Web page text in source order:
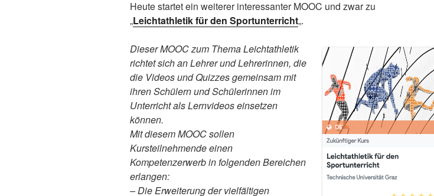
Heute startet ein weiterer interessanter MOOC und zwar zu
„Leichtathletik für den Sportunterricht„.
Dieser MOOC zum Thema Leichtathletik
richtet sich an Lehrer und Lehrerinnen, die
die Videos und Quizzes gemeinsam mit
ihren Schülern und Schülerinnen im
Unterricht als Lernvideos einsetzen
können.
Mit diesem MOOC sollen
Kursteilnehmende einen
Kompetenzerwerb in folgenden Bereichen
erlangen:
– Die Erweiterung der vielfältigen